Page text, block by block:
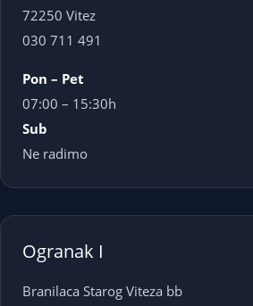
72250 Vitez
030 711 491
Pon – Pet
07:00 – 15:30h
Sub
Ne radimo
Ogranak I
Branilaca Starog Viteza bb